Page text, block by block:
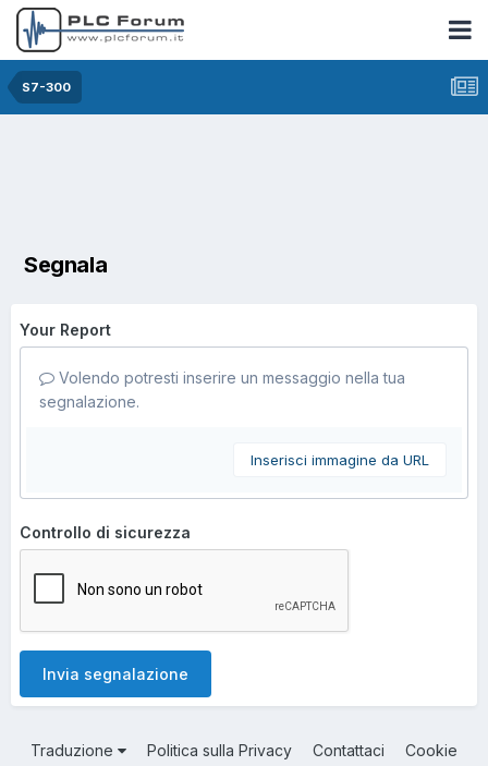
S7-300
Segnala
Your Report
Volendo potresti inserire un messaggio nella tua
segnalazione.
Inserisci immagine da URL
Controllo di sicurezza
Invia segnalazione
Traduzione Politica sulla Privacy Contattaci Cookie